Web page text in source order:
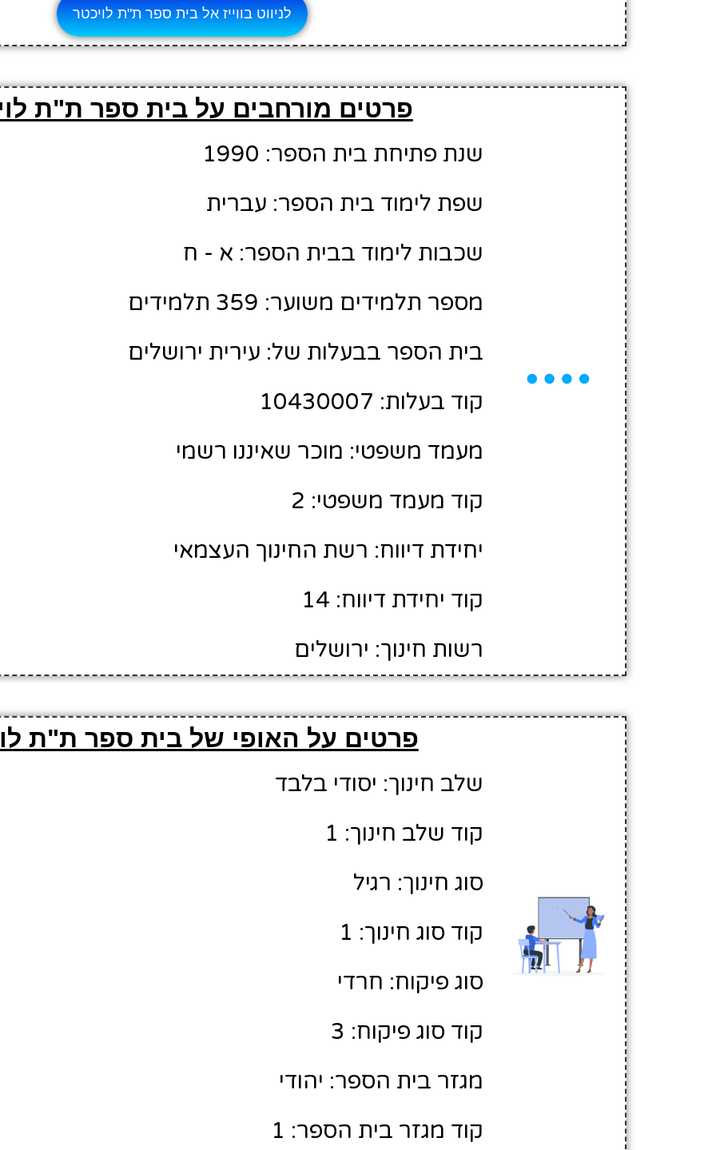
לניווט בווייז אל בית ספר ת"ת לויכטר
פרטים מורחבים על בית ספר ת"ת
שנת פתיחת בית הספר: 1990
שפת לימוד בית הספר: עברית
שכבות לימוד בבית הספר: א - ח
מספר תלמידים משוער: 359 תלמידים
בית הספר בבעלות של: עירית ירושלים
קוד בעלות: 10430007
מעמד משפטי: מוכר שאיננו רשמי
קוד מעמד משפטי: 2
יחידת דיווח: רשת החינוך העצמאי
קוד יחידת דיווח: 14
רשות חינוך: ירושלים
פרטים על האופי של בית ספר ת"ת
שלב חינוך: יסודי בלבד
קוד שלב חינוך: 1
סוג חינוך: רגיל
קוד סוג חינוך: 1
סוג פיקוח: חרדי
קוד סוג פיקוח: 3
מגזר בית הספר: יהודי
קוד מגזר בית הספר: 1